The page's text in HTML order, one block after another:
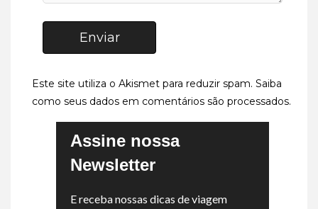
Enviar
Este site utiliza o Akismet para reduzir spam. Saiba
como seus dados em comentários são processados.
Assine nossa
Newsletter
E receba nossas dicas de viagem